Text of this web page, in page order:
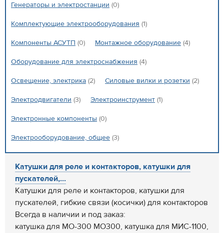
Генераторы и электростанции (0)
Комплектующие электрооборудования (1)
Компоненты АСУТП (0) Монтажное оборудование (4)
Оборудование для электроснабжения (4)
Освещение, электрика (2) Силовые вилки и розетки (2)
Электродвигатели (3) Электроинструмент (1)
Электронные компоненты (0)
Электрооборудование, общее (3)
Катушки для реле и контакторов, катушки для
пускателей,...
Катушки для реле и контакторов, катушки для
пускателей, гибкие связи (косички) для контакторов
Всегда в наличии и под заказ:
катушка для МО-300 МО300, катушка для МИС-1100,